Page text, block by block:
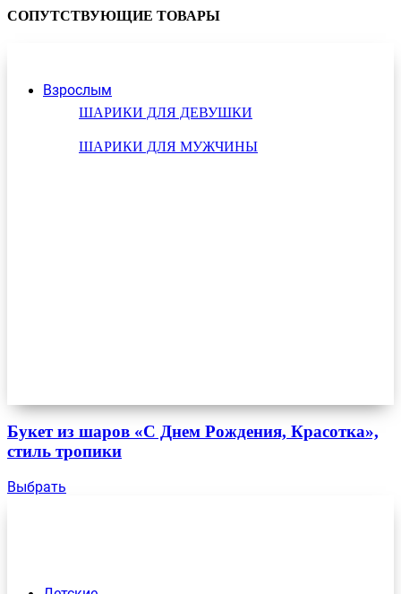
Взрослым
ШАРИКИ ДЛЯ ДЕВУШКИ
ШАРИКИ ДЛЯ МУЖЧИНЫ
СОПУТСТВУЮЩИЕ ТОВАРЫ
Букет из шаров «С Днем Рождения, Красотка»,
стиль тропики
Выбрать